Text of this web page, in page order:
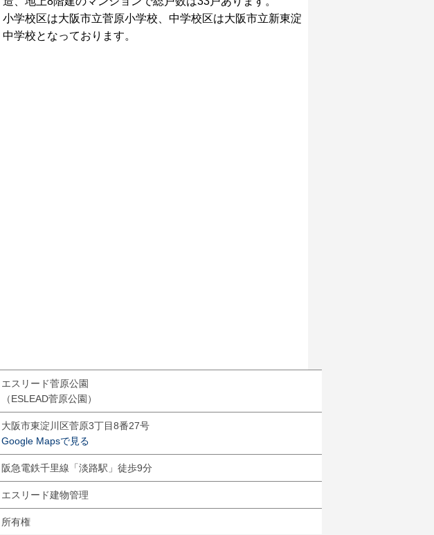
小学校区は大阪市立菅原小学校、中学校区は大阪市立新東淀
中学校となっております。
エスリード菅原公園
（ESLEAD菅原公園）
大阪市東淀川区菅原3丁目8番27号
Google Mapsで見る
阪急電鉄千里線「淡路駅」徒歩9分
エスリード建物管理
所有権